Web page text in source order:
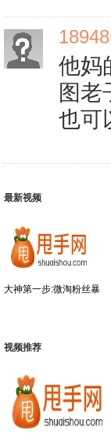
他妈
图老
也可
最新视频
大神第一步:微淘粉丝暴
视频推荐